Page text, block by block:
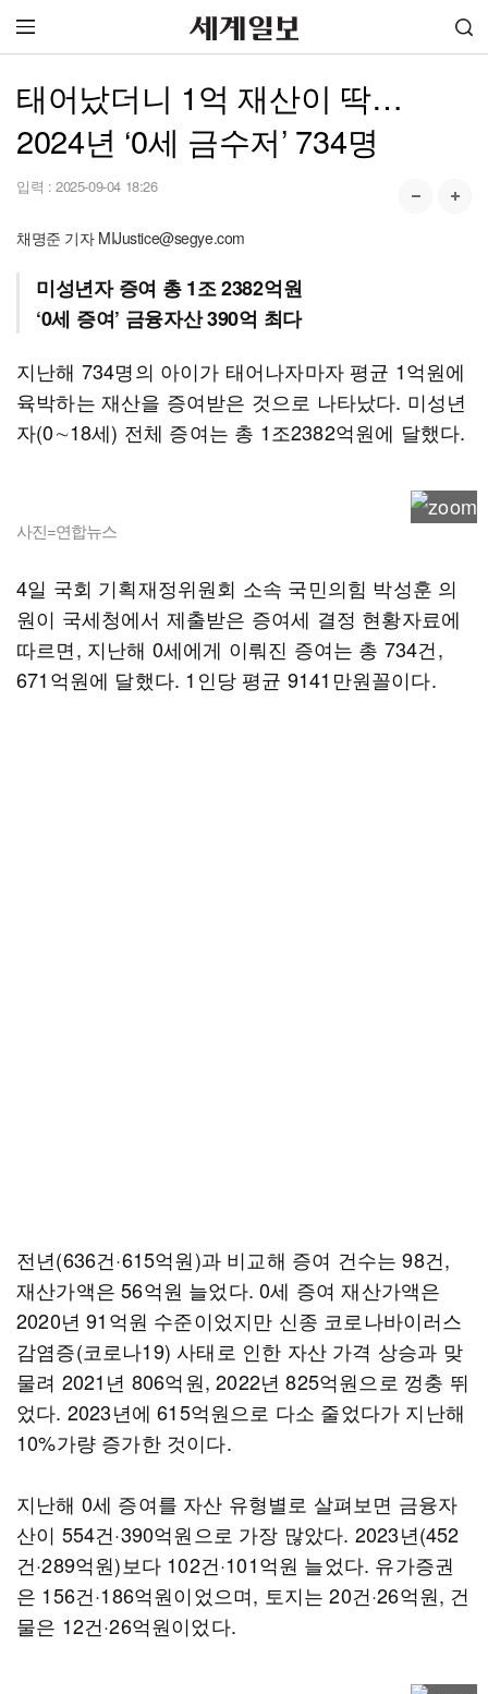
태어났더니 1억 재산이 딱…
2024년 ‘0세 금수저’ 734명
입력 : 2025-09-04 18:26
채명준 기자 MIJustice@segye.com
미성년자 증여 총 1조 2382억원
‘0세 증여’ 금융자산 390억 최다
지난해 734명의 아이가 태어나자마자 평균 1억원에
육박하는 재산을 증여받은 것으로 나타났다. 미성년
자(0∼18세) 전체 증여는 총 1조2382억원에 달했다.
사진=연합뉴스
4일 국회 기획재정위원회 소속 국민의힘 박성훈 의
원이 국세청에서 제출받은 증여세 결정 현황자료에
따르면, 지난해 0세에게 이뤄진 증여는 총 734건,
671억원에 달했다. 1인당 평균 9141만원꼴이다.
전년(636건·615억원)과 비교해 증여 건수는 98건,
재산가액은 56억원 늘었다. 0세 증여 재산가액은
2020년 91억원 수준이었지만 신종 코로나바이러스
감염증(코로나19) 사태로 인한 자산 가격 상승과 맞
물려 2021년 806억원, 2022년 825억원으로 껑충 뛰
었다. 2023년에 615억원으로 다소 줄었다가 지난해
10%가량 증가한 것이다.
지난해 0세 증여를 자산 유형별로 살펴보면 금융자
산이 554건·390억원으로 가장 많았다. 2023년(452
건·289억원)보다 102건·101억원 늘었다. 유가증권
은 156건·186억원이었으며, 토지는 20건·26억원, 건
물은 12건·26억원이었다.